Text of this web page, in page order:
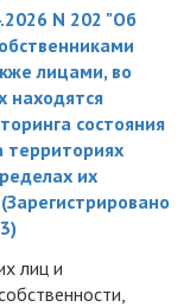
N 202 "Об
лицами, во
находятся
состояния
территориях
их
лиц и